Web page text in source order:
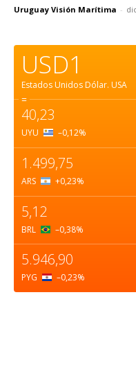
Uruguay Visión Marítima -
USD1
Estados Unidos Dólar. USA
=
40,23
UYU –0,12%
1.499,75
ARS +0,23%
5,12
BRL –0,38%
5.946,90
PYG –0,23%